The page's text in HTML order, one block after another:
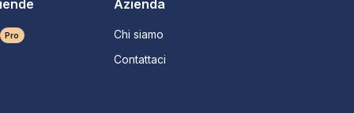
Pro
Azienda
Chi siamo
Contattaci